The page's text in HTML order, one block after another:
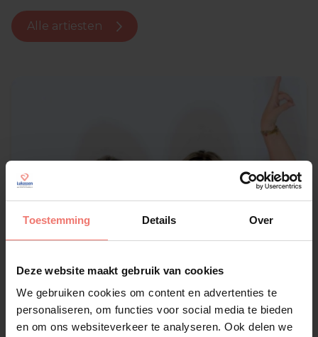
Toestemming Details Over
Deze website maakt gebruik van cookies
We gebruiken cookies om content en advertenties te
personaliseren, om functies voor social media te bieden
en om ons websiteverkeer te analyseren. Ook delen we
Alle artiesten